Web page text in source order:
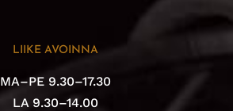
LIIKE AVOINNA
MA–PE 9.30–17.30
LA 9.30–14.00